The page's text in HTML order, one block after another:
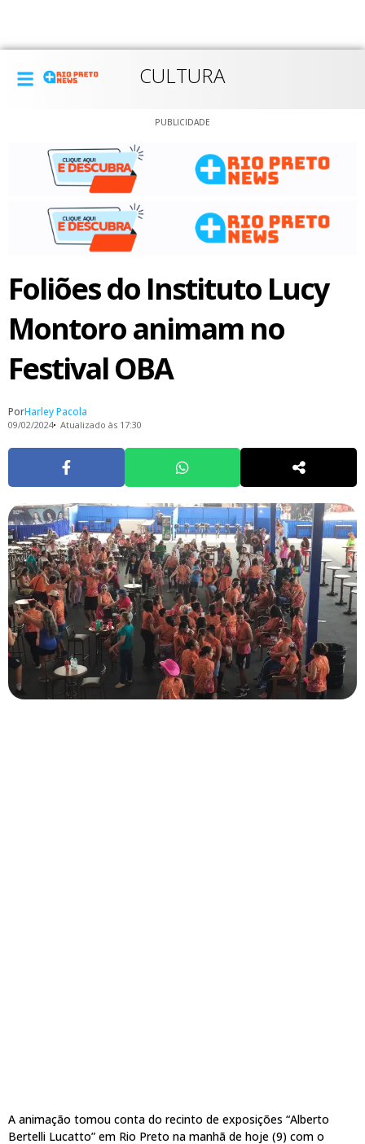
CULTURA
PUBLICIDADE
Foliões do Instituto Lucy
Montoro animam no
Festival OBA
PorHarley Pacola
09/02/2024 Atualizado às 17:30
A animação tomou conta do recinto de exposições “Alberto
Bertelli Lucatto” em Rio Preto na manhã de hoje (9) com o